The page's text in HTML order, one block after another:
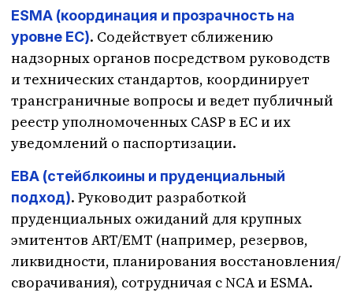
ESMA (координация и прозрачность на
уровне ЕС). Содействует сближению
надзорных органов посредством руководств
и технических стандартов, координирует
трансграничные вопросы и ведет публичный
реестр уполномоченных CASP в ЕС и их
уведомлений о паспортизации.
EBA (стейблкоины и пруденциальный
подход). Руководит разработкой
пруденциальных ожиданий для крупных
эмитентов ART/EMT (например, резервов,
ликвидности, планирования восстановления/
сворачивания), сотрудничая с NCA и ESMA.